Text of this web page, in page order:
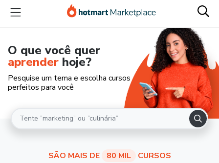
O que você quer
aprender hoje?
Pesquise um tema e escolha cursos
perfeitos para você
SÃO MAIS DE 80 MIL CURSOS